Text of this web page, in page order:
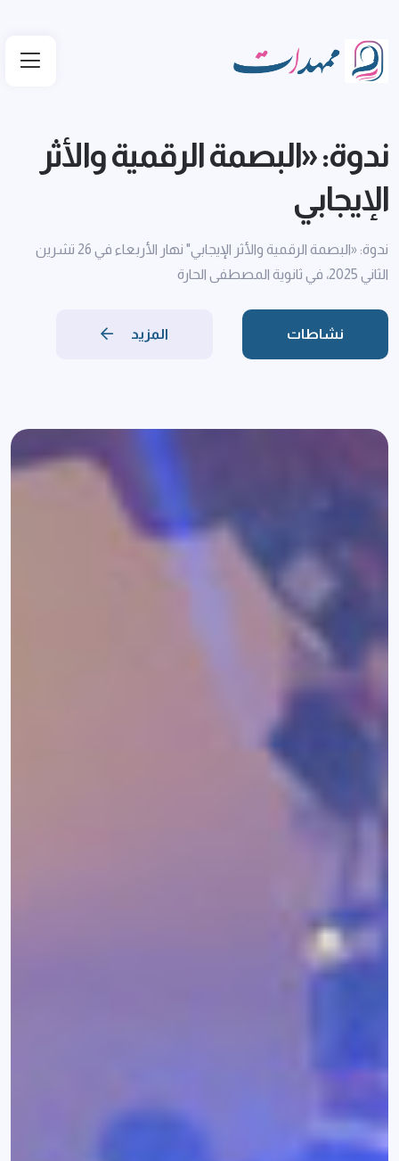
ندوة: «البصمة الرقمية والأثر
الإيجابي
ندوة: «البصمة الرقمية والأثر الإيجابي" نهار الأربعاء في 26 تشرين
الثاني 2025، في ثانوية المصطفى الحارة
نشاطات المزيد